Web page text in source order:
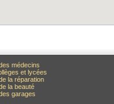
médecins
et lycées
la réparation
la beauté
garages